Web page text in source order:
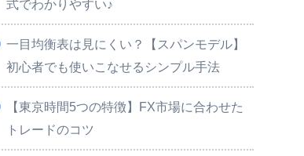
式でわかりやすい♪
一目均衡表は見にくい？【スパンモデル】
初心者でも使いこなせるシンプル手法
【東京時間5つの特徴】FX市場に合わせた
トレードのコツ